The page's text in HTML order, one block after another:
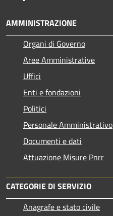
AMMINISTRAZIONE
Organi di Governo
Aree Amministrative
Uffici
Enti e fondazioni
Politici
Personale Amministrativo
Documenti e dati
Attuazione Misure Pnrr
CATEGORIE DI SERVIZIO
Anagrafe e stato civile